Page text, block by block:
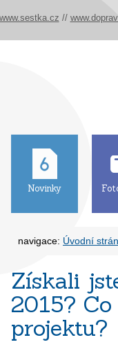
Novinky
navigace: Úvodní
Získali
2015?
projektu?
www.sestka.cz //